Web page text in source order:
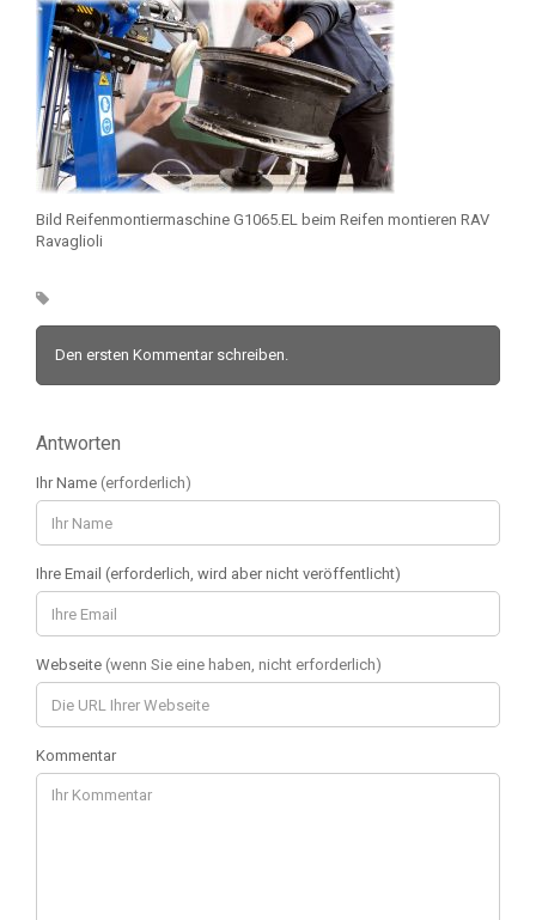
Bild Reifenmontiermaschine G1065.EL beim Reifen montieren RAV
Ravaglioli
Den ersten Kommentar schreiben.
Antworten
Ihr Name (erforderlich)
Ihre Email (erforderlich, wird aber nicht veröffentlicht)
Webseite (wenn Sie eine haben, nicht erforderlich)
Kommentar